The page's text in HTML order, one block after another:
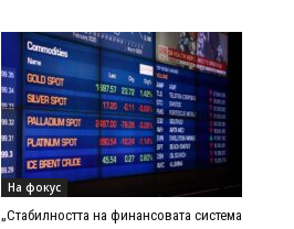
На фокус
„Стабилността на финансовата система